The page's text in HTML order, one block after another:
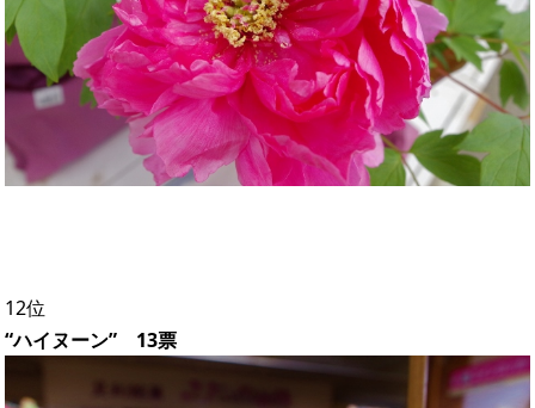
12位
“ハイヌーン” 13票